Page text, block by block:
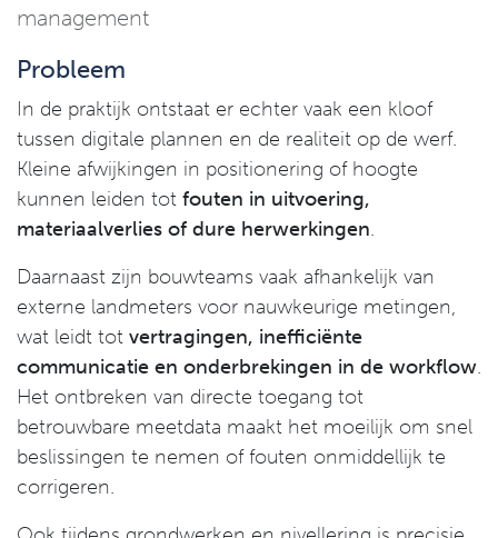
management
Probleem
In de praktijk ontstaat er echter vaak een kloof
tussen digitale plannen en de realiteit op de werf.
Kleine afwijkingen in positionering of hoogte
kunnen leiden tot fouten in uitvoering,
materiaalverlies of dure herwerkingen.
Daarnaast zijn bouwteams vaak afhankelijk van
externe landmeters voor nauwkeurige metingen,
wat leidt tot vertragingen, inefficiënte
communicatie en onderbrekingen in de workflow.
Het ontbreken van directe toegang tot
betrouwbare meetdata maakt het moeilijk om snel
beslissingen te nemen of fouten onmiddellijk te
corrigeren.